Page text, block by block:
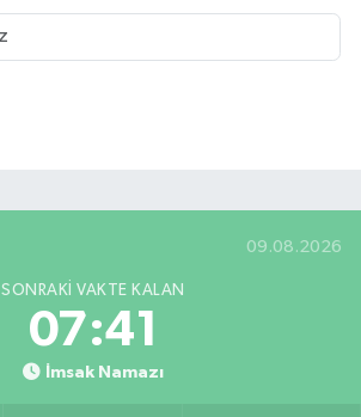
09.08.2026
SONRAKI VAKTE KALAN
07:40
İmsak Namazı